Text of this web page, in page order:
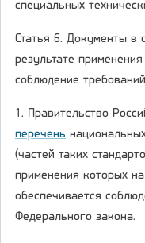
специальных
Статья 6. Документы в
результате
соблюдение
1. Правительство
перечень
(частей таких
применения которых
обеспечивается
Федерального закона.